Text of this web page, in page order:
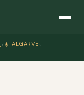
› ☀️ ALGARVE ›